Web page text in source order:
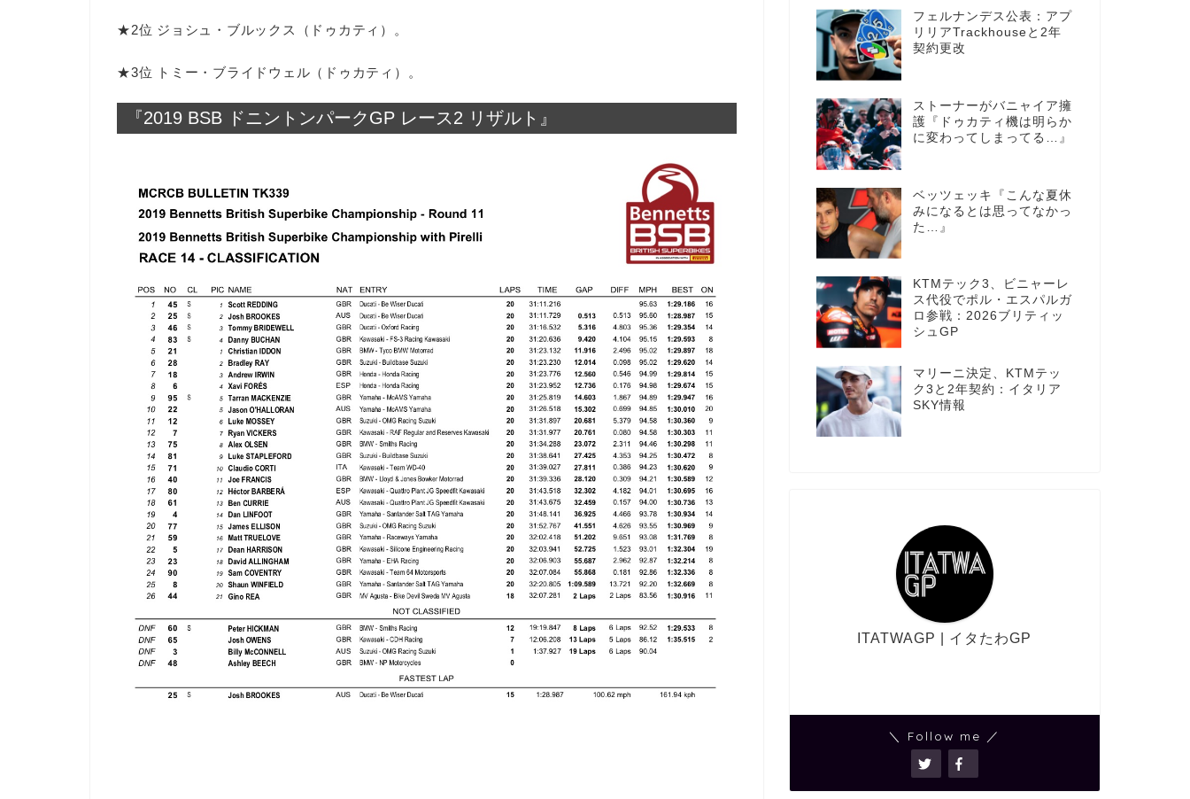
★2位 ジョシュ・ブルックス（ドゥカティ）。
★3位 トミー・ブライドウェル（ドゥカティ）。
『2019 BSB ドニントンパークGP レース2 リザルト』
フェルナンデス公表：アプ
リリアTrackhouseと2年
契約更改
ストーナーがバニャイア擁
護『ドゥカティ機は明らか
に変わってしまってる…』
ベッツェッキ『こんな夏休
みになるとは思ってなかっ
た…』
KTMテック3、ビニャーレ
ス代役でポル・エスパルガ
ロ参戦：2026ブリティッ
シュGP
マリーニ決定、KTMテッ
ク3と2年契約：イタリア
SKY情報
ITATWAGP | イタたわGP
＼ Follow me ／